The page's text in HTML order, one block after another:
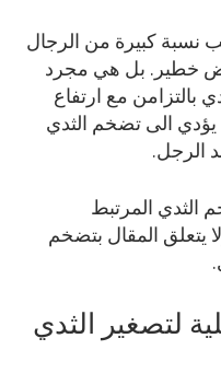
نسبة كبيرة من الرجال
خطير. بل هي مجرد
بالتزامن مع ارتفاع
يؤدي الى تضخم الثدي
الرجل.
الثدي المرتبط
يتعلق المقال بتضخم
لتصغير الثدي